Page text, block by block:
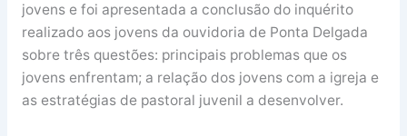
jovens e foi apresentada a conclusão do inquérito
realizado aos jovens da ouvidoria de Ponta Delgada
sobre três questões: principais problemas que os
jovens enfrentam; a relação dos jovens com a igreja e
as estratégias de pastoral juvenil a desenvolver.